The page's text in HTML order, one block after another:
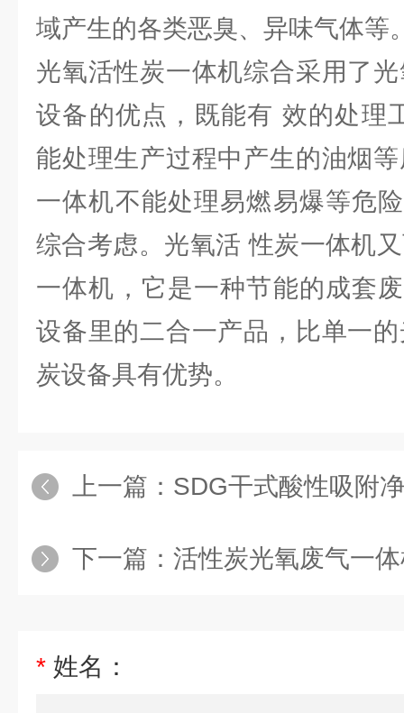
域产生的各类恶臭、异味气体等
光氧活性炭一体机综合采用了
设备的优点，既能有 效的处理
能处理生产过程中产生的油烟
一体机不能处理易燃易爆等危
综合考虑。光氧活 性炭一体机
一体机，它是一种节能的成套
设备里的二合一产品，比单一
炭设备具有优势。
上一篇： SDG干式酸性吸附
下一篇： 活性炭光氧废气一
* 姓名：